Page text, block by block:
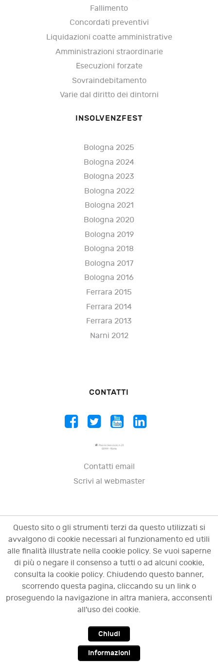
Fallimento
Concordati preventivi
Liquidazioni coatte amministrative
Amministrazioni straordinarie
Esecuzioni forzate
Sovraindebitamento
Varie dal diritto dei dintorni
INSOLVENZFEST
Bologna 2025
Bologna 2024
Bologna 2023
Bologna 2022
Bologna 2021
Bologna 2020
Bologna 2019
Bologna 2018
Bologna 2017
Bologna 2016
Ferrara 2015
Ferrara 2014
Ferrara 2013
Narni 2012
CONTATTI
Piazza Vescovio, n. 21
00199 - Roma
Contatti email
Scrivi al webmaster
© 2009 - 2026 OCI - Osservatorio sulle crisi
d'impresa. Tutti i diritti riservati.
Questo sito o gli strumenti terzi da questo utilizzati si
avvalgono di cookie necessari al funzionamento ed utili
alle finalità illustrate nella cookie policy. Se vuoi saperne
di più o negare il consenso a tutti o ad alcuni cookie,
consulta la cookie policy. Chiudendo questo banner,
scorrendo questa pagina, cliccando su un link o
proseguendo la navigazione in altra maniera, acconsenti
all'uso dei cookie.
Chiudi
Informazioni